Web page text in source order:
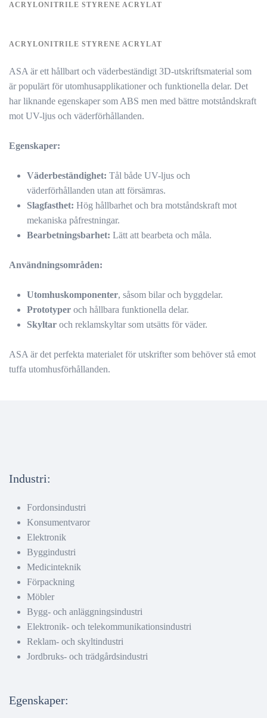
ACRYLONITRILE STYRENE ACRYLAT
ACRYLONITRILE STYRENE ACRYLAT
ASA är ett hållbart och väderbeständigt 3D-utskriftsmaterial som
är populärt för utomhusapplikationer och funktionella delar. Det
har liknande egenskaper som ABS men med bättre motståndskraft
mot UV-ljus och väderförhållanden.
Egenskaper:
Väderbeständighet: Tål både UV-ljus och
väderförhållanden utan att försämras.
Slagfasthet: Hög hållbarhet och bra motståndskraft mot
mekaniska påfrestningar.
Bearbetningsbarhet: Lätt att bearbeta och måla.
Användningsområden:
Utomhuskomponenter, såsom bilar och byggdelar.
Prototyper och hållbara funktionella delar.
Skyltar och reklamskyltar som utsätts för väder.
ASA är det perfekta materialet för utskrifter som behöver stå emot
tuffa utomhusförhållanden.
Industri:
Fordonsindustri
Konsumentvaror
Elektronik
Byggindustri
Medicinteknik
Förpackning
Möbler
Bygg- och anläggningsindustri
Elektronik- och telekommunikationsindustri
Reklam- och skyltindustri
Jordbruks- och trädgårdsindustri
Egenskaper: